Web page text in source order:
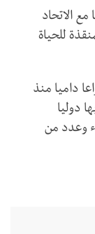
الاتحاد
للحياة
داميا منذ
دوليا
وعدد من